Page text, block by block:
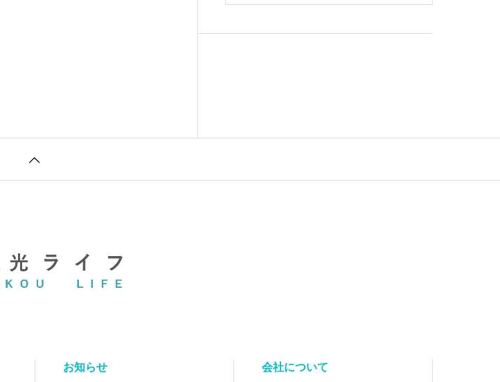
お知らせ 会社について